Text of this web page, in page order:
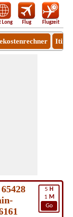
Long Flug Flugzeit
5 H
1 M
Go